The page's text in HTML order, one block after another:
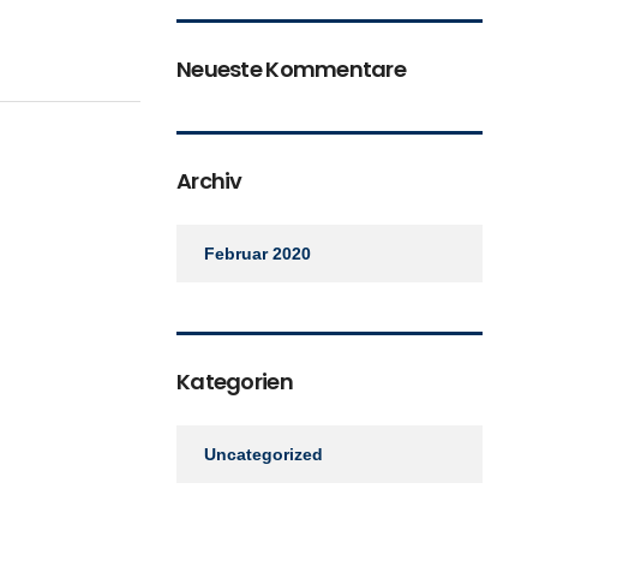
Neueste Kommentare
Archiv
Februar 2020
Kategorien
Uncategorized